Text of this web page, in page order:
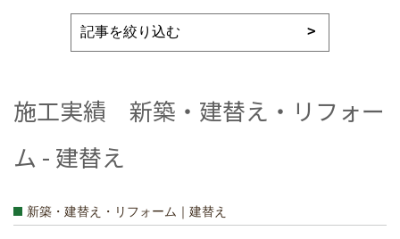
施工実績 新築・建替え・リフォー
ム - 建替え
新築・建替え・リフォーム｜建替え